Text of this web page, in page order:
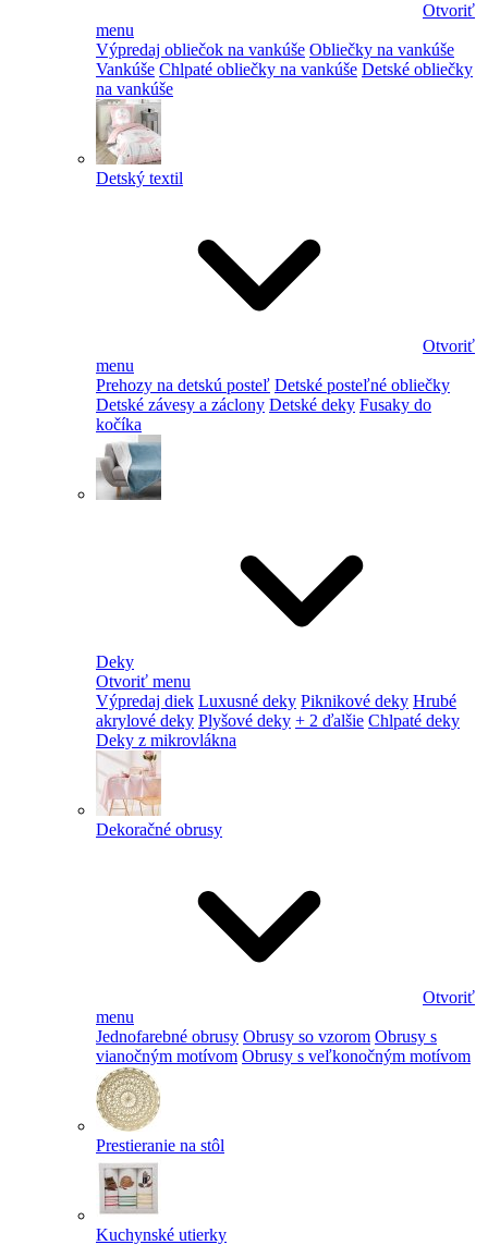
Otvoriť
menu
Výpredaj obliečok na vankúše Obliečky na vankúše
Vankúše Chlpaté obliečky na vankúše Detské obliečky
na vankúše
Detský textil
Otvoriť
menu
Prehozy na detskú posteľ Detské posteľné obliečky
Detské závesy a záclony Detské deky Fusaky do
kočíka
Deky
Otvoriť menu
Výpredaj diek Luxusné deky Piknikové deky Hrubé
akrylové deky Plyšové deky + 2 ďalšie Chlpaté deky
Deky z mikrovlákna
Dekoračné obrusy
Otvoriť
menu
Jednofarebné obrusy Obrusy so vzorom Obrusy s
vianočným motívom Obrusy s veľkonočným motívom
Prestieranie na stôl
Kuchynské utierky